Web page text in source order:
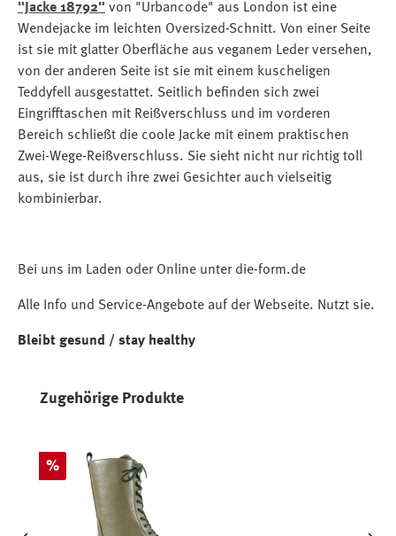
"Jacke 18792" von "Urbancode" aus London ist eine
Wendejacke im leichten Oversized-Schnitt. Von einer Seite
ist sie mit glatter Oberfläche aus veganem Leder versehen,
von der anderen Seite ist sie mit einem kuscheligen
Teddyfell ausgestattet. Seitlich befinden sich zwei
Eingrifftaschen mit Reißverschluss und im vorderen
Bereich schließt die coole Jacke mit einem praktischen
Zwei-Wege-Reißverschluss. Sie sieht nicht nur richtig toll
aus, sie ist durch ihre zwei Gesichter auch vielseitig
kombinierbar.
Bei uns im Laden oder Online unter die-form.de
Alle Info und Service-Angebote auf der Webseite. Nutzt sie.
Bleibt gesund / stay healthy
Produktgalerie überspringen
Zugehörige Produkte
Rabatt
%